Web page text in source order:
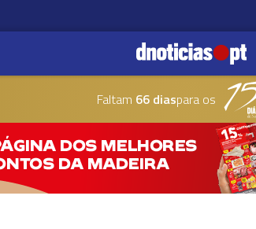
Faltam 66 diaspara os